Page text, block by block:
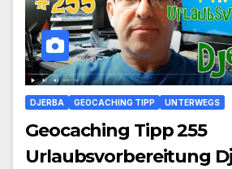
DJERBA GEOCACHING TIPP UNTERWEGS
Geocaching Tipp 255
Urlaubsvorbereitung